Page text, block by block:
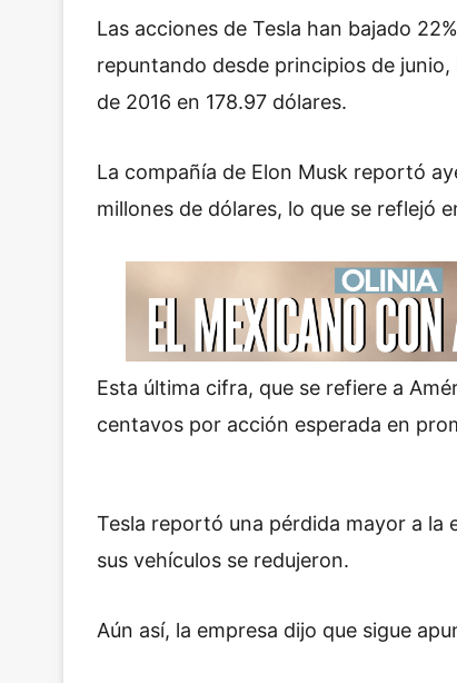
Las acciones de Tesla han bajado
repuntando desde principios de
de 2016 en 178.97 dólares.
La compañía de Elon Musk reportó
millones de dólares, lo que se reflejó
Esta última cifra, que se refiere a
centavos por acción esperada en
Tesla reportó una pérdida mayor a la
sus vehículos se redujeron.
Aún así, la empresa dijo que sigue